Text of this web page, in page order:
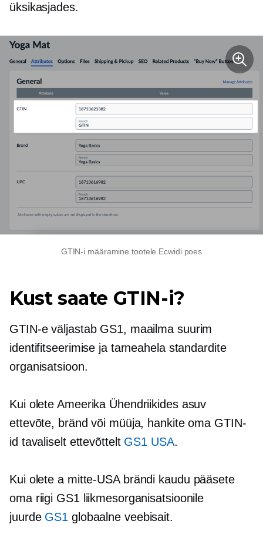
üksikasjades.
GTIN-i määramine tootele Ecwidi poes
Kust saate GTIN-i?
GTIN-e väljastab GS1, maailma suurim
identifitseerimise ja tarneahela standardite
organisatsioon.
Kui olete Ameerika Ühendriikides asuv
ettevõte, bränd või müüja, hankite oma GTIN-
id tavaliselt ettevõttelt GS1 USA.
Kui olete a mitte-USAbrändi kaudu pääsete
oma riigi GS1 liikmesorganisatsioonile
juurde GS1 globaalne veebisait.